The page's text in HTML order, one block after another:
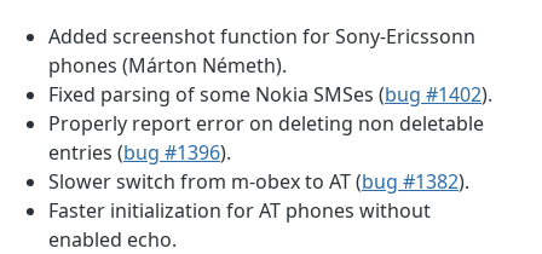
Added screenshot function for Sony-Ericssonn
phones (Márton Németh).
Fixed parsing of some Nokia SMSes (bug #1402).
Properly report error on deleting non deletable
entries (bug #1396).
Slower switch from m-obex to AT (bug #1382).
Faster initialization for AT phones without
enabled echo.